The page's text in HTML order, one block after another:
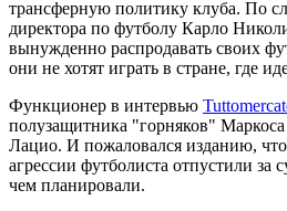
трансферную политику клуба. По
директора по футболу Карло
вынужденно распродавать своих
они не хотят играть в стране, где
Функционер в интервью
полузащитника "горняков"
Лацио. И пожаловался изданию, что
агрессии футболиста отпустили за
чем планировали.